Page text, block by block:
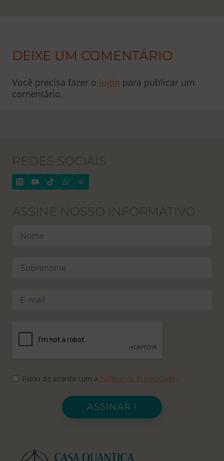
DEIXE UM COMENTÁRIO
Você precisa fazer o login para publicar um
comentário.
REDES SOCIAIS
ASSINE NOSSO INFORMATIVO
Estou de acordo com a Política de Privacidade.
ASSINAR !